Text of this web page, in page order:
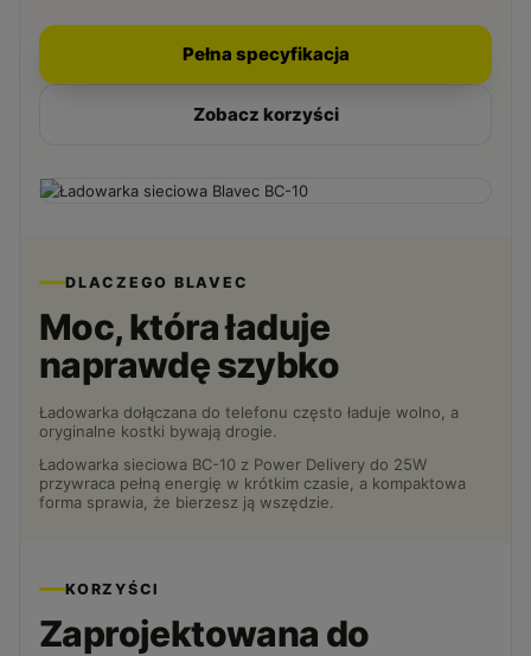
Pełna specyfikacja
Zobacz korzyści
DLACZEGO BLAVEC
Moc, która ładuje
naprawdę szybko
Ładowarka dołączana do telefonu często ładuje wolno, a
oryginalne kostki bywają drogie.
Ładowarka sieciowa BC-10 z Power Delivery do 25W
przywraca pełną energię w krótkim czasie, a kompaktowa
forma sprawia, że bierzesz ją wszędzie.
KORZYŚCI
Zaprojektowana do